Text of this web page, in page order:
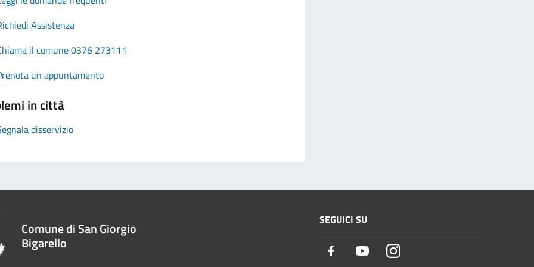
Assistenza
il comune 0376 273111
un appuntamento
in città
disservizio
Comune di San Giorgio
Bigarello
SEGUICI SU
Facebook YoutubeInstagram